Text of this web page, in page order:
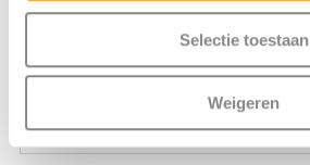
Selectie toestaan
Weigeren
ik een reactie plaats.